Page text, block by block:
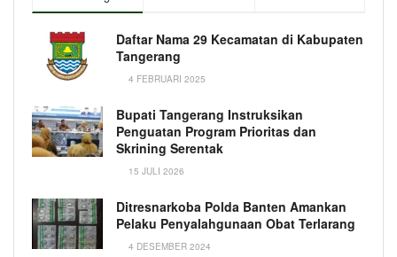
Daftar Nama 29 Kecamatan di Kabupaten
Tangerang
4 FEBRUARI 2025
Bupati Tangerang Instruksikan
Penguatan Program Prioritas dan
Skrining Serentak
15 JULI 2026
Ditresnarkoba Polda Banten Amankan
Pelaku Penyalahgunaan Obat Terlarang
4 DESEMBER 2024